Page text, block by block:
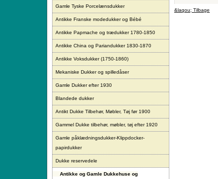
Gamle Tyske Porcelænsdukker
Antikke Franske modedukker og Bébé
Antikke Papmache og trædukker 1780-1850
Antikke China og Pariandukker 1830-1870
Antikke Voksdukker (1750-1860)
Mekaniske Dukker og spilledåser
Gamle Dukker efter 1930
Blandede dukker
Antikt Dukke Tilbehør, Møbler, Tøj før 1900
Gammel Dukke tilbehør, møbler, tøj efter 1920
Gamle påklædningsdukker-Klippdocker-
papirdukker
Dukke reservedele
Antikke og Gamle Dukkehuse og
&laqou; Tilbage